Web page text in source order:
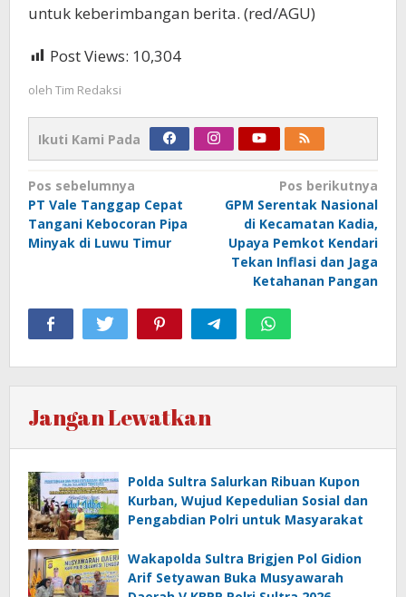
untuk keberimbangan berita. (red/AGU)
Post Views: 10,304
oleh Tim Redaksi
Ikuti Kami Pada
Navigasi
pos
Pos sebelumnya
PT Vale Tanggap Cepat
Tangani Kebocoran Pipa
Minyak di Luwu Timur
Pos berikutnya
GPM Serentak Nasional
di Kecamatan Kadia,
Upaya Pemkot Kendari
Tekan Inflasi dan Jaga
Ketahanan Pangan
Jangan Lewatkan
Polda Sultra Salurkan Ribuan Kupon
Kurban, Wujud Kepedulian Sosial dan
Pengabdian Polri untuk Masyarakat
Wakapolda Sultra Brigjen Pol Gidion
Arif Setyawan Buka Musyawarah